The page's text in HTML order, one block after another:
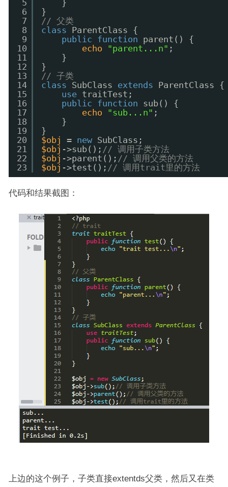
5
6
7
8
9
10
11
12
13
14
15
16
17
18
19
20
21
22
23
}
}
// 父类
class
ParentClass {
public
function
parent() {
echo
"parent...n" ;
}
}
// 子类
class
SubClass extends
ParentClass {
use traitTest;
public
function
sub() {
echo
"sub...n" ;
}
}
$obj
= new SubClass;
$obj ->sub(); // 调用子类方法
$obj ->parent(); // 调用父类的方法
$obj ->test(); // 调用trait里的方法
代码和结果截图：
上边的这个例子，子类直接extentds父类，然后又在类